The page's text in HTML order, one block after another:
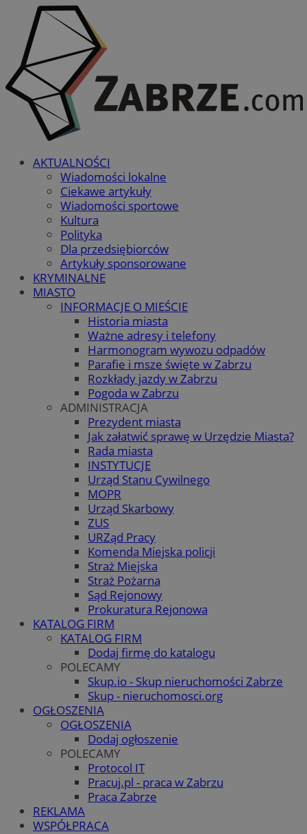
AKTUALNOŚCI
Wiadomości lokalne
Ciekawe artykuły
Wiadomości sportowe
Kultura
Polityka
Dla przedsiębiorców
Artykuły sponsorowane
KRYMINALNE
MIASTO
INFORMACJE O MIEŚCIE
Historia miasta
Ważne adresy i telefony
Harmonogram wywozu odpadów
Parafie i msze święte w Zabrzu
Rozkłady jazdy w Zabrzu
Pogoda w Zabrzu
ADMINISTRACJA
Prezydent miasta
Jak załatwić sprawę w Urzędzie Miasta?
Rada miasta
INSTYTUCJE
Urząd Stanu Cywilnego
MOPR
Urząd Skarbowy
ZUS
URZąd Pracy
Komenda Miejska policji
Straż Miejska
Straż Pożarna
Sąd Rejonowy
Prokuratura Rejonowa
KATALOG FIRM
KATALOG FIRM
Dodaj firmę do katalogu
POLECAMY
Skup.io - Skup nieruchomości Zabrze
Skup - nieruchomosci.org
OGŁOSZENIA
OGŁOSZENIA
Dodaj ogłoszenie
POLECAMY
Protocol IT
Pracuj.pl - praca w Zabrzu
Praca Zabrze
REKLAMA
WSPÓŁPRACA